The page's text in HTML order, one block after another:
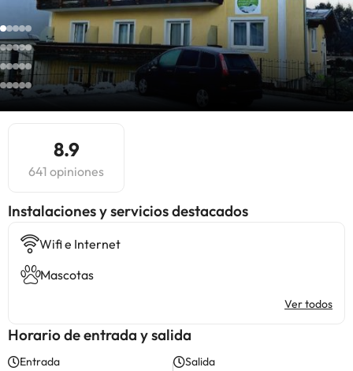
8.9
641 opiniones
Instalaciones y servicios destacados
Wifi e Internet
Mascotas
Ver todos
Horario de entrada y salida
Entrada Salida